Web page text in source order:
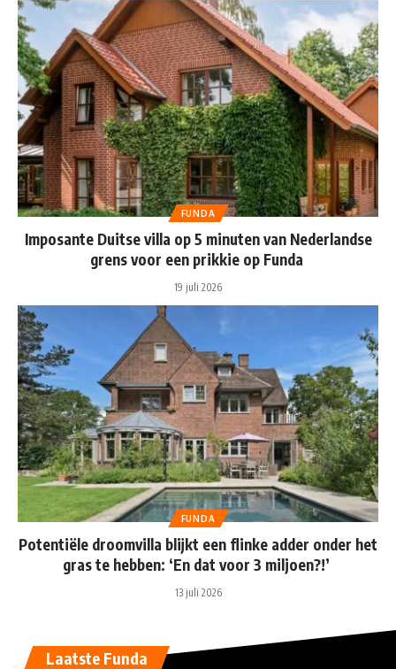
FUNDA
Imposante Duitse villa op 5 minuten van Nederlandse
grens voor een prikkie op Funda
19 juli 2026
FUNDA
Potentiële droomvilla blijkt een flinke adder onder het
gras te hebben: ‘En dat voor 3 miljoen?!’
13 juli 2026
Laatste Funda